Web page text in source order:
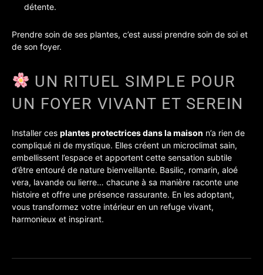
détente.
Prendre soin de ses plantes, c’est aussi prendre soin de soi et
de son foyer.
UN RITUEL SIMPLE POUR
UN FOYER VIVANT ET SEREIN
Installer ces plantes protectrices dans la maison n’a rien de
compliqué ni de mystique. Elles créent un microclimat sain,
embellissent l’espace et apportent cette sensation subtile
d’être entouré de nature bienveillante. Basilic, romarin, aloé
vera, lavande ou lierre… chacune à sa manière raconte une
histoire et offre une présence rassurante. En les adoptant,
vous transformez votre intérieur en un refuge vivant,
harmonieux et inspirant.